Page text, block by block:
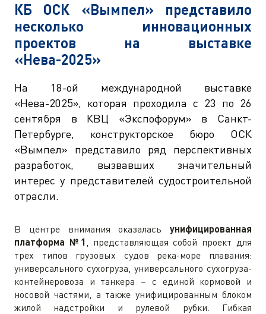
КБ ОСК «Вымпел» представило
несколько инновационных
проектов на выставке
«Нева-2025»
На 18-ой международной выставке
«Нева-2025», которая проходила с 23 по 26
сентября в КВЦ «Экспофорум» в Санкт-
Петербурге, конструкторское бюро ОСК
«Вымпел» представило ряд перспективных
разработок, вызвавших значительный
интерес у представителей судостроительной
отрасли.
В центре внимания оказалась унифицированная
платформа №1 , представляющая собой проект для
трех типов грузовых судов река-море плавания:
универсального сухогруза, универсального сухогруза-
контейнеровоза и танкера – с единой кормовой и
носовой частями, а также унифицированным блоком
жилой надстройки и рулевой рубки. Гибкая